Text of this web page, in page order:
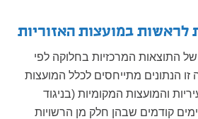
לראשות במועצות האזוריות
התוצאות המרכזיות בחלוקה לפי
זו הנתונים מתייחסים לכלל המועצות
והמועצות המקומיות (בניגוד
קודמים שבהן חלק מן הרשויות